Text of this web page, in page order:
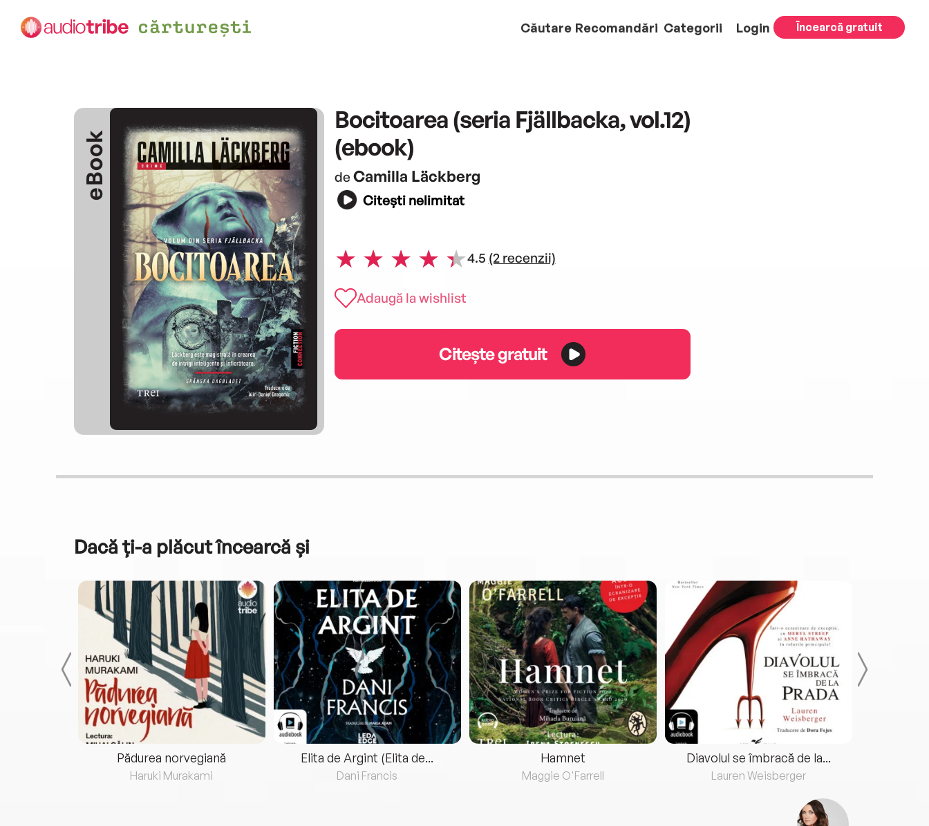
Căutare Recomandări Categorii Login Încearcă gratuit
eBook
Bocitoarea (seria Fjällbacka, vol.12)
(ebook)
de Camilla Läckberg
Citești nelimitat
4.5 (2 recenzii)
Adaugă la wishlist
Citește gratuit
Dacă ți-a plăcut încearcă și
Pădurea norvegiană
Haruki Murakami
Elita de Argint (Elita de...
Dani Francis
Hamnet
Maggie O'Farrell
Diavolul se îmbracă de la...
Lauren Weisberger